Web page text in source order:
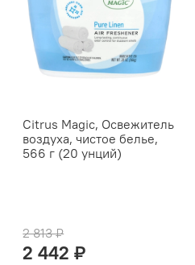
Citrus Magic, Освежитель
воздуха, чистое белье,
566 г (20 унций)
2 813 ₽
2 442 ₽